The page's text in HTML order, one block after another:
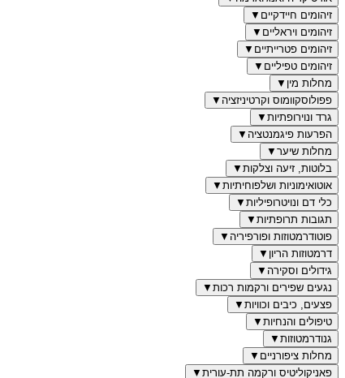
זיהומים חיידקיים ▼
זיהומים ויראליים ▼
זיהומים פטרייתיים ▼
זיהומים טפיליים ▼
מחלות מין ▼
פפולוסקוומוס וקרטיניזציה ▼
גרד ונוירופתיות ▼
הפרעות פיגמנטציה ▼
מחלות שיער ▼
בלוטות, זיעה וצלקות ▼
אוטואימוניות ושלפוחיתיות ▼
כלי דם ונויטרופיליות ▼
תגובות תרופתיות ▼
פוטודרמטוזות ופורפיריה ▼
דרמטוזות הריון ▼
גידולים וסקירה ▼
נגעים שפירים ורקמות רכות ▼
פצעים, כיבים וכוויות ▼
טיפולים והנחיות ▼
גנודרמטוזות ▼
מחלות ציפורניים ▼
פאניקוליטיס ורקמה תת-עורית ▼